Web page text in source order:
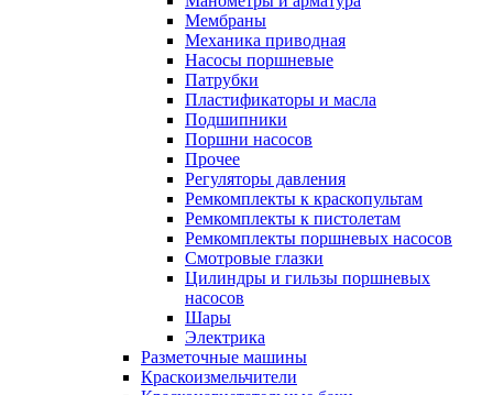
Мембраны
Механика приводная
Насосы поршневые
Патрубки
Пластификаторы и масла
Подшипники
Поршни насосов
Прочее
Регуляторы давления
Ремкомплекты к краскопультам
Ремкомплекты к пистолетам
Ремкомплекты поршневых насосов
Смотровые глазки
Цилиндры и гильзы поршневых
насосов
Шары
Электрика
Разметочные машины
Краскоизмельчители